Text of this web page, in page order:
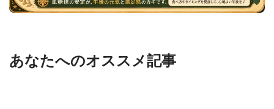
あなたへのオススメ記事